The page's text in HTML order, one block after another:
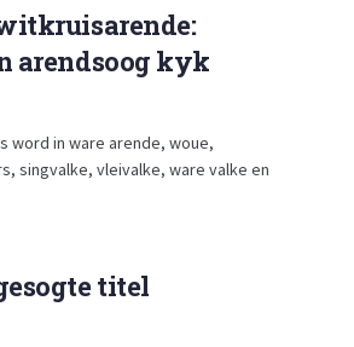
arendsoog kyk
word in ware arende, woue,
singvalke, vleivalke, ware valke en
titel